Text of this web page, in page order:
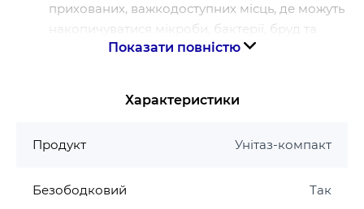
прихованих, важкодоступних місць, де можуть
накопичуватися мікроби, бактерії, бруд та
відкладення.
гігієнічний змив при використанні меншої
Гарантія на кераміку 10 років
Показати повністю
Характеристики
Продукт Унітаз-компакт
Безободковий Так